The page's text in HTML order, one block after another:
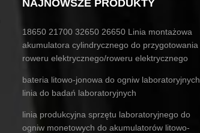
NAJNOWSZE PRODUKTY
18650 21700 32650 26650 Linia montażowa
akumulatora cylindrycznego do przygotowania
roweru elektrycznego/roweru elektrycznego
bateria litowo-jonowa do ogniw laboratoryjnych
linia do badań laboratoryjnych
linia produkcyjna sprzętu laboratoryjnego do
ogniw monetowych do akumulatorów litowo-